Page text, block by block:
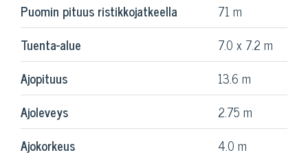
Puomin pituus ristikkojatkeella
71 m
Tuenta-alue
7.0 x 7.2 m
Ajopituus
13.6 m
Ajoleveys
2.75 m
Ajokorkeus
4.0 m